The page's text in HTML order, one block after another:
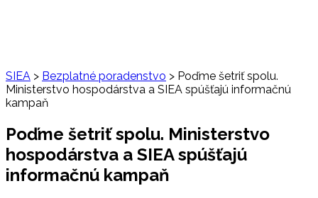
SIEA > Bezplatné poradenstvo > Poďme šetriť spolu.
Ministerstvo hospodárstva a SIEA spúšťajú informačnú
kampaň
Poďme šetriť spolu. Ministerstvo
hospodárstva a SIEA spúšťajú
informačnú kampaň